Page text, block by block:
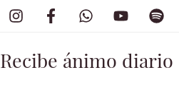
Recibe ánimo diario